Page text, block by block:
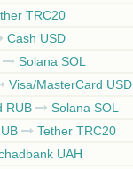
TRC20
Cash USD
Solana SOL
Visa/MasterCard USD
RUB
Solana SOL
Tether TRC20
UAH